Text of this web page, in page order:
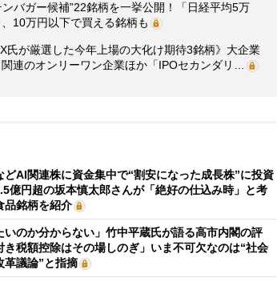
バガー候補”22銘柄を一挙公開！「日経平均5万
10万円以下で買える銘柄も
氏が厳選した今年上場の大化け期待3銘柄》大企業
連のオンリーワン企業ほか「IPOセカンダリ…
どAI関連株に資金集中で“割安になった成長株”に投資
円超の坂本慎太郎さんが「絶好の仕込み時」と考
品銘柄を紹介
いのか分からない」竹中平蔵氏が語る高市内閣の評
税額控除はその場しのぎ」いま不可欠なのは“社会
革議論”と指摘